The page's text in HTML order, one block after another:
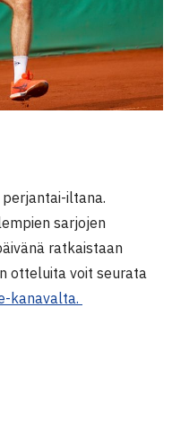
iltana.
sarjojen
ratkaistaan
otteluita voit seurata
kanavalta.